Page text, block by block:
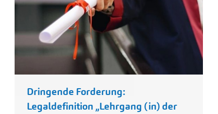
Dringende Forderung:
Legaldefinition „Lehrgang (in) der